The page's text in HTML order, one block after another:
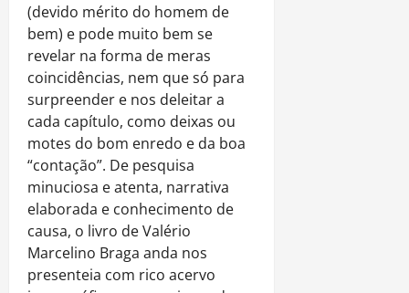
(devido mérito do homem de
bem) e pode muito bem se
revelar na forma de meras
coincidências, nem que só para
surpreender e nos deleitar a
cada capítulo, como deixas ou
motes do bom enredo e da boa
“contação”. De pesquisa
minuciosa e atenta, narrativa
elaborada e conhecimento de
causa, o livro de Valério
Marcelino Braga anda nos
presenteia com rico acervo